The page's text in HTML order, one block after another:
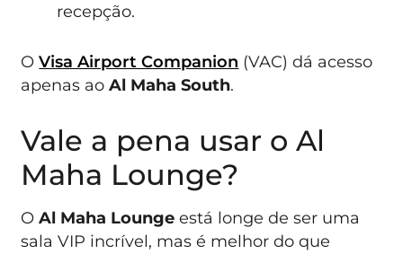
recepção.
OVisa Airport Companion (VAC) dá acesso
apenas aoAl Maha South.
Vale a pena usar o Al
Maha Lounge?
OAl Maha Lounge está longe de ser uma
sala VIP incrível, mas é melhor do que